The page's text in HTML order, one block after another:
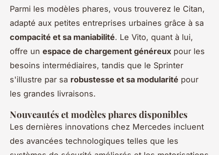
Parmi les modèles phares, vous trouverez le Citan,
adapté aux petites entreprises urbaines grâce à sa
compacité et sa maniabilité. Le Vito, quant à lui,
offre un espace de chargement généreux pour les
besoins intermédiaires, tandis que le Sprinter
s'illustre par sa robustesse et sa modularité pour
les grandes livraisons.
Nouveautés et modèles phares disponibles
Les dernières innovations chez Mercedes incluent
des avancées technologiques telles que les